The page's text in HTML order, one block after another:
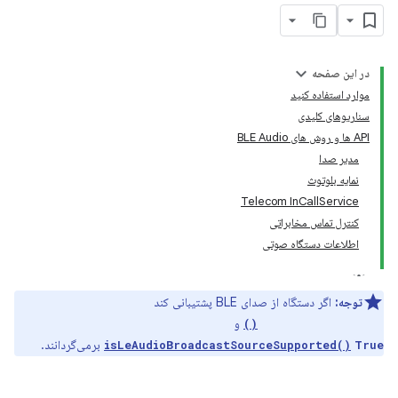
در این صفحه
موارد استفاده کنید
سناریوهای کلیدی
API ها و روش های BLE Audio
مدیر صدا
نمایه بلوتوث
Telecom InCallService
کنترل تماس مخابراتی
اطلاعات دستگاه صوتی
توجه: اگر دستگاه از صدای BLE پشتیبانی کند
و
isLeAudioBroadcastSourceSupported() True برمی‌گردانند.